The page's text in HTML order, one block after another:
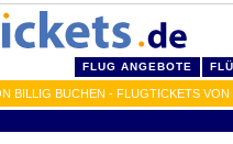
FLUG ANGEBOTE
BILLIG BUCHEN - FLUGTICKETS